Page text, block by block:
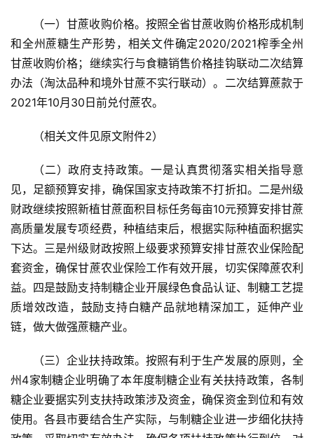
首
页
（一）甘蔗收购价格。按照全省甘蔗收购价格形成机制
和全州蔗糖生产形势，相关文件确定2020/2021榨季全州
甘蔗收购价格；继续实行与食糖销售价格挂钩联动二次结算
办法（淘汰品种和境外甘蔗不实行联动）。二次结算蔗款于
2021年10月30日前兑付蔗农。
（相关文件见原文附件2）
（二）政府支持政策。一是认真贯彻落实相关指导意
见，足额预算安排，确保国家支持政策不打折扣。二是州级
财政继续按照新植甘蔗面积目标任务每亩10元预算安排甘蔗
高质量发展专项经费，种植结束后，根据实际种植面积据实
下达。三是州级财政按照上级要求预算安排甘蔗农业保险配
套资金，确保甘蔗农业保险工作有效开展，切实保障蔗农利
益。四是鼓励支持制糖企业开展绿色食品认证、制糖工艺提
质增效改造，鼓励支持白糖产品就地精深加工，延伸产业
链，做大做强蔗糖产业。
（三）企业扶持政策。按照有利于生产发展的原则，全
州4家制糖企业明确了本年度制糖企业有关扶持政策，各制
糖企业要据实列支扶持政策涉及资金，确保资金到位和有效
使用。各县市要结合生产实际，与制糖企业进一步细化扶持